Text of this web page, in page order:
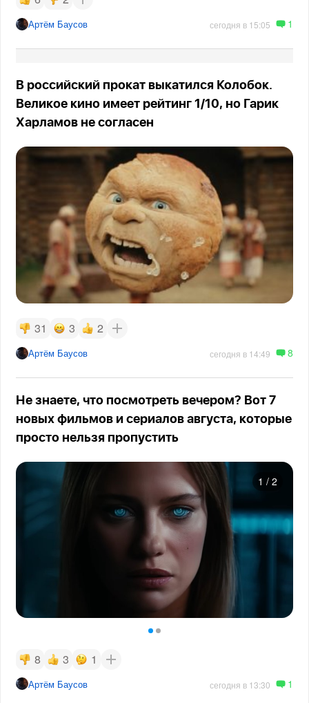
Артём Баусов сегодня в 15:05 1
В российский прокат выкатился Колобок.
Великое кино имеет рейтинг 1/10, но Гарик
Харламов не согласен
31 3 2
Артём Баусов сегодня в 14:49 8
Не знаете, что посмотреть вечером? Вот 7
новых фильмов и сериалов августа, которые
просто нельзя пропустить
1 / 2
8 3 1
Артём Баусов сегодня в 13:30 1